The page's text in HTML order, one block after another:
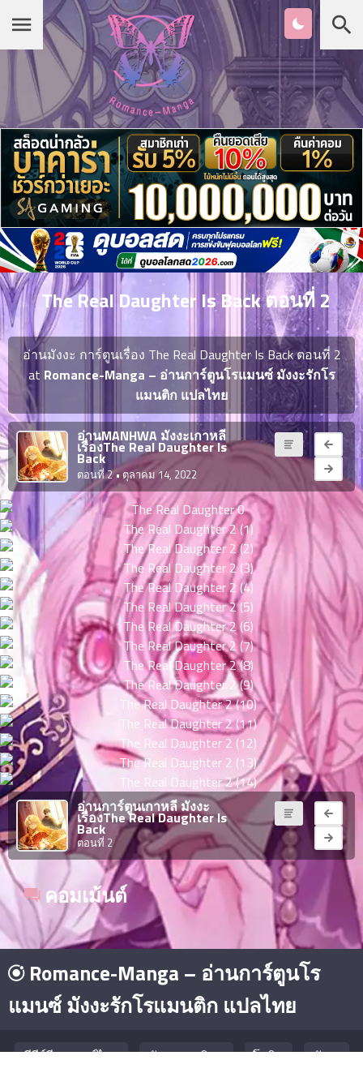
หน้าแรก
หมวดมังงะ
รายชื่อมังงะ Romance
เกาหลี
จีน
ญี่ปุ่น
จบแล้ว
มังงะ NTR
บุ๊กมาร์ก
อ่านมังงะ
The Real Daughter Is Back ตอนที่ 2
อ่านมังงะ การ์ตูนเรื่อง The Real Daughter Is Back ตอนที่ 2
at Romance-Manga – อ่านการ์ตูนโรแมนซ์ มังงะรักโร
แมนติก แปลไทย
อ่านMANHWA มังงะเกาหลี
เรื่องThe Real Daughter Is
Back
ตอนที่ 2 • ตุลาคม 14, 2022
อ่านการ์ตูนเกาหลี มังงะ
เรื่องThe Real Daughter Is
Back
ตอนที่ 2
คอมเม้นต์
Chapter
List
ตอน
ที่
น
2
ตอน
ที่
น
3
ตอน
ที่
ม
4
ตอน
ที่
ม
ตอน
น
6
ตอน
ที่
น
7
ตอน
ที่
น
8
ตอน
ที่
น
9
ตอน
ที่
น
10
ตอน
ที่
ม
11
ตอน
ที่
ม
12
ตอน
ที่
ม
13
ตอน
ที่
14
ม
Romance-Manga – อ่านการ์ตูนโร
แมนซ์ มังงะรักโรแมนติก แปลไทย
ซีรีย์จีน พากย์ไทย มังงะยอดนิยม โดจิน มังงะ